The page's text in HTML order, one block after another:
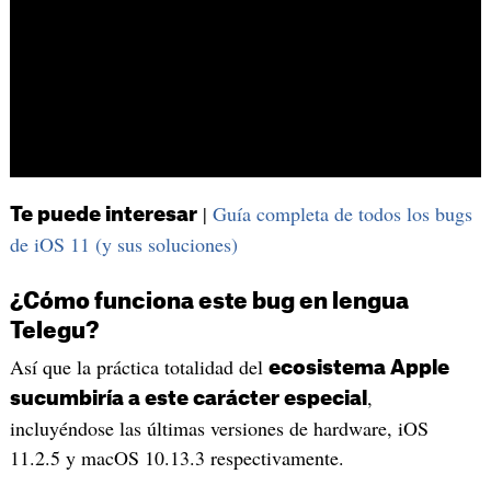
Te puede interesar| Guía completa de todos los bugs
de iOS 11 (y sus soluciones)
¿Cómo funciona este bug en lengua
Telegu?
Así que la práctica totalidad del ecosistema Apple
sucumbiría a este carácter especial ,
incluyéndose las últimas versiones de hardware, iOS
11.2.5 y macOS 10.13.3 respectivamente.